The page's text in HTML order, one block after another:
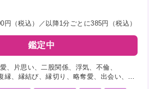
円（税込）／以降1分ごとに385円（税込）
鑑定中
、片思い、二股関係、浮気、不倫、
縁、縁結び、縁切り、略奪愛、出会い、相